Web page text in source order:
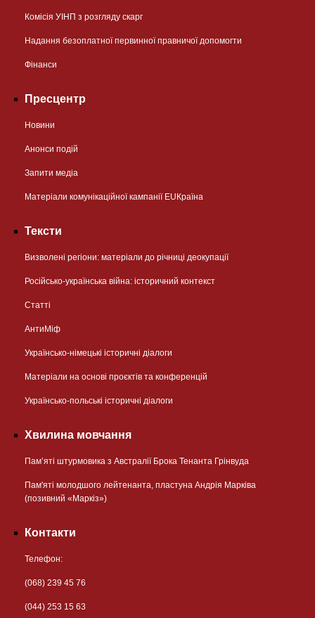
Комісія УІНП з розгляду скарг
Надання безоплатної первинної правничої допомогти
Фінанси
Пресцентр
Новини
Анонси подій
Запити медіа
Матеріали комунікаційної кампанії EUКраїна
Тексти
Визволені регіони: матеріали до річниці деокупації
Російсько-українська війна: історичний контекст
Статті
АнтиМіф
Українсько-німецькі історичні діалоги
Матеріали на основі проєктів та конференцій
Українсько-польські історичні діалоги
Хвилина мовчання
Пам’яті штурмовика з Австралії Брока Тенанта Грінвуда
Пам'яті молодшого лейтенанта, пластуна Андрія Марківа
(позивний «Маркіз»)
Контакти
Телефон:
(068) 239 45 76
(044) 253 15 63